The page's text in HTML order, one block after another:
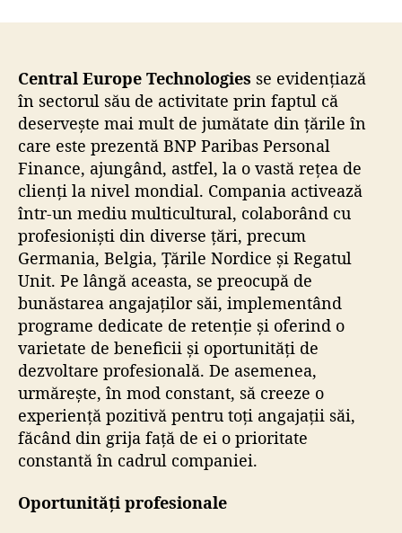
a
r
i
c
o
l
r
t
c
o
l
Central Europe Technologies se evidențiază
în sectorul său de activitate prin faptul că
deservește mai mult de jumătate din țările în
care este prezentă BNP Paribas Personal
Finance, ajungând, astfel, la o vastă rețea de
clienți la nivel mondial. Compania activează
într-un mediu multicultural, colaborând cu
profesioniști din diverse țări, precum
Germania, Belgia, Țările Nordice și Regatul
Unit. Pe lângă aceasta, se preocupă de
bunăstarea angajaților săi, implementând
programe dedicate de retenție și oferind o
varietate de beneficii și oportunități de
dezvoltare profesională. De asemenea,
urmărește, în mod constant, să creeze o
experiență pozitivă pentru toți angajații săi,
făcând din grija față de ei o prioritate
constantă în cadrul companiei.
Oportunități profesionale